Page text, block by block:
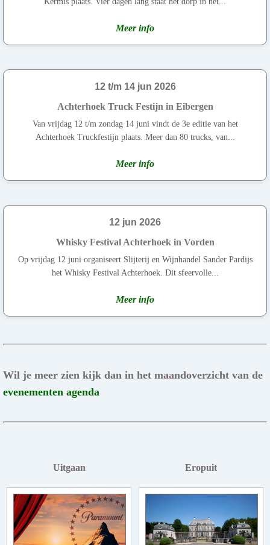
Meer info
12 t/m 14 jun 2026
Achterhoek Truck Festijn in Eibergen
Van vrijdag 12 t/m zondag 14 juni vindt de 3e editie van het
Achterhoek Truckfestijn plaats. Meer dan 80 trucks, van...
Meer info
12 jun 2026
Whisky Festival Achterhoek in Vorden
Op vrijdag 12 juni organiseert Slijterij en Wijnhandel Sander Pardijs
het Whisky Festival Achterhoek. Dit sfeervolle...
Meer info
Wil je meer zien kijk dan in het maandoverzicht van de
evenementen agenda
Uitgaan Eropuit